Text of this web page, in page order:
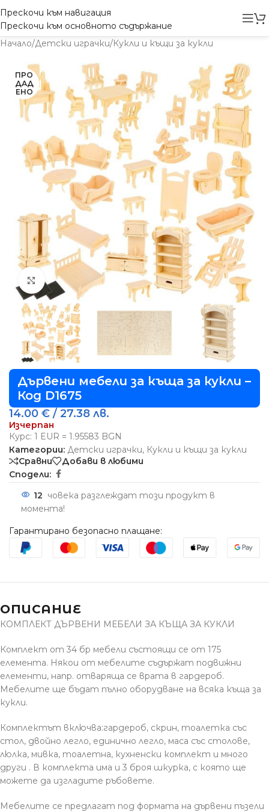
Прескочи към навигация
Прескочи към основното съдържание
Начало/Детски играчки/Кукли и къщи за кукли
ПРО
ДАД
ЕНО
Виж повече
Дървени мебели за къща за кукли –
Код D1675
14.00 € / 27.38 лв.
Изчерпан
Курс: 1 EUR = 1.95583 BGN
Категории: Детски играчки, Кукли и къщи за кукли
Сравни
Добави в любими
Сподели:
12 човека разглеждат този продукт в
момента!
Гарантирано безопасно плащане:
ОПИСАНИЕ
КОМПЛЕКТ ДЪРВЕНИ МЕБЕЛИ ЗА КЪЩА ЗА КУКЛИ
Комплект от 34 бр мебели състоящи се от 175
елемента. Някои от мебелите съдържат подвижни
елементи, напр. отваряща се врата в гардероб.
Мебелите ще бъдат пълно оборудване на всяка къща за
кукли.
Комплектът включва:гардероб, скрин, тоалетка със
стол, двойно легло, единично легло, маса със столове,
люлка, мивка, тоалетна, кухненски комплект и много
други . В комплекта има и 3 броя шкурка, с която ще
можете да изгладите ръбовете.
Мебелите се предлагат под формата на дървени пъзели